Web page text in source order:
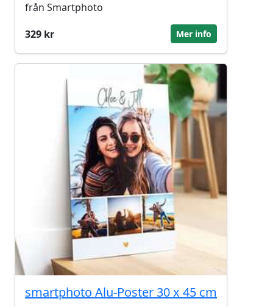
från Smartphoto
329 kr
Mer info
smartphoto Alu-Poster 30 x 45 cm